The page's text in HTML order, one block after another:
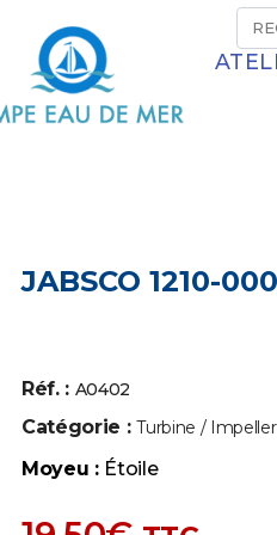
JABSCO 1210-
Réf. : A0402
Catégorie :Turbine / Impeller
Moyeu : Étoile